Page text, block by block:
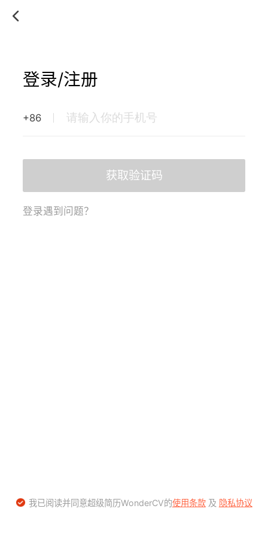
登录/注册
+86
获取验证码
登录遇到问题？
我已阅读并同意超级简历WonderCV的使用条款及 隐私协议